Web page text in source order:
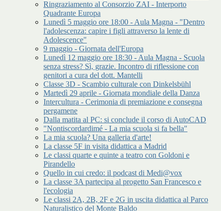
Ringraziamento al Consorzio ZAI - Interporto
Quadrante Europa
Lunedì 5 maggio ore 18:00 - Aula Magna - "Dentro
l'adolescenza: capire i figli attraverso la lente di
Adolescence"
9 maggio - Giornata dell'Europa
Lunedì 12 maggio ore 18:30 - Aula Magna - Scuola
senza stress? Sì, grazie. Incontro di riflessione con
genitori a cura del dott. Mantelli
Classe 3D - Scambio culturale con Dinkelsbühl
Martedì 29 aprile - Giornata mondiale della Danza
Intercultura - Cerimonia di premiazione e consegna
pergamene
Dalla matita al PC: si conclude il corso di AutoCAD
"Nontiscordardimé - La mia scuola si fa bella"
La mia scuola? Una galleria d'arte!
La classe 5F in visita didattica a Madrid
Le classi quarte e quinte a teatro con Goldoni e
Pirandello
Quello in cui credo: il podcast di Medi@vox
La classe 3A partecipa al progetto San Francesco e
l'ecologia
Le classi 2A, 2B, 2F e 2G in uscita didattica al Parco
Naturalistico del Monte Baldo